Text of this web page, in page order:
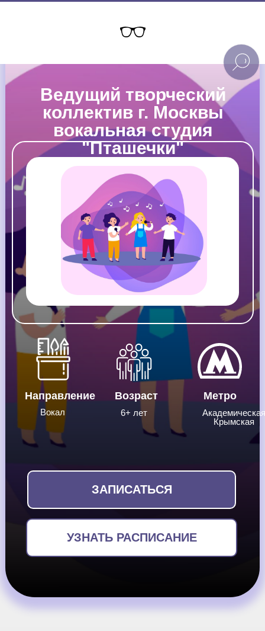
Ведущий творческий
коллектив г. Москвы
вокальная студия
"Пташечки"
Направление
Вокал
Возраст
6+ лет
Метро
Академическая
Крымская
УЗНАТЬ РАСПИСАНИЕ
ЗАПИСАТЬСЯ